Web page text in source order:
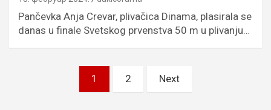
Pančevka Anja Crevar, plivačica Dinama, plasirala se
danas u finale Svetskog prvenstva 50 m u plivanju…
Пагинација1 2 Next